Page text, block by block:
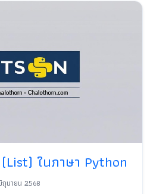
ในภาษา Python
นายน 2568